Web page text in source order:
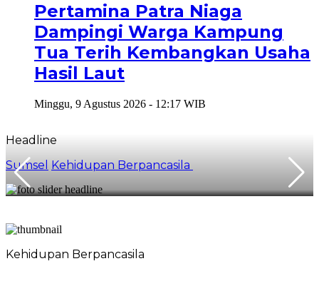
Pertamina Patra Niaga
Dampingi Warga Kampung
Tua Terih Kembangkan Usaha
Hasil Laut
Minggu, 9 Agustus 2026 - 12:17 WIB
Headline
Sumsel Kehidupan Berpancasila
Kehidupan Berpancasila